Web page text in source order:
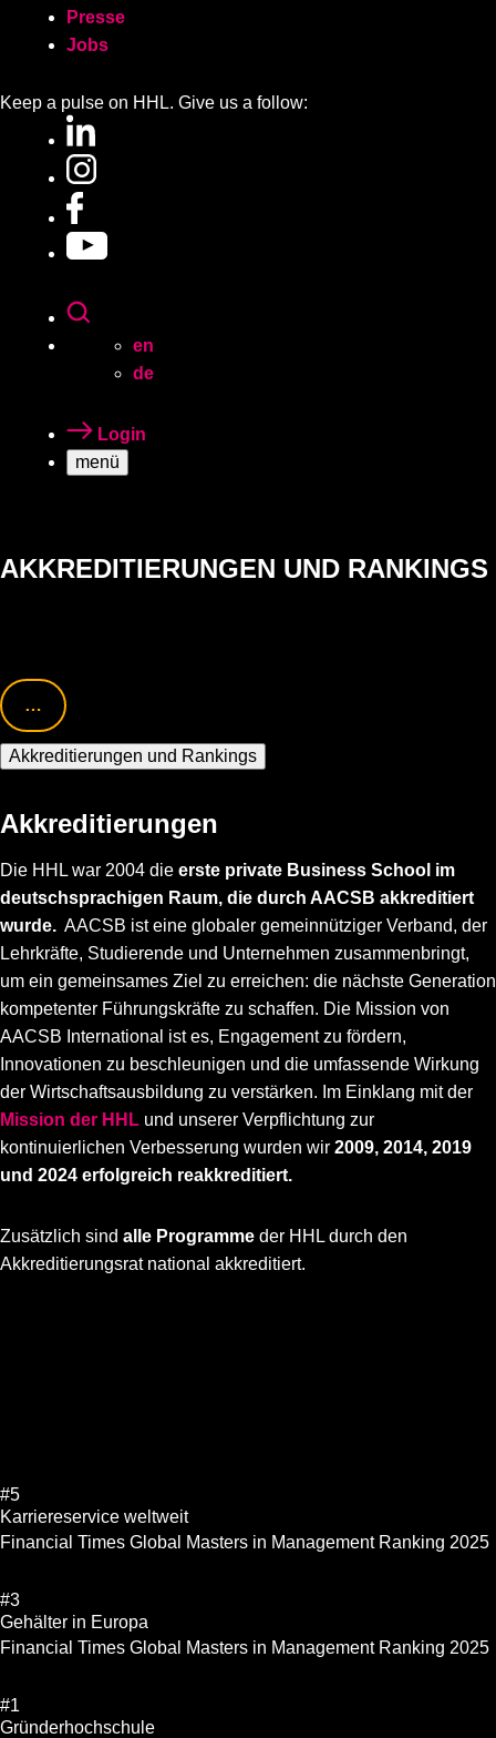
Presse
Jobs
Keep a pulse on HHL. Give us a follow:
en
de
Login
menü
AKKREDITIERUNGEN UND RANKINGS
…
Akkreditierungen und Rankings
Akkreditierungen
Die HHL war 2004 die erste private Business School im
deutschsprachigen Raum, die durch AACSB akkreditiert
wurde. AACSB ist eine globaler gemeinnütziger Verband, der
Lehrkräfte, Studierende und Unternehmen zusammenbringt,
um ein gemeinsames Ziel zu erreichen: die nächste Generation
kompetenter Führungskräfte zu schaffen. Die Mission von
AACSB International ist es, Engagement zu fördern,
Innovationen zu beschleunigen und die umfassende Wirkung
der Wirtschaftsausbildung zu verstärken. Im Einklang mit der
Mission der HHL und unserer Verpflichtung zur
kontinuierlichen Verbesserung wurden wir 2009, 2014, 2019
und 2024 erfolgreich reakkreditiert.
Zusätzlich sind alle Programme der HHL durch den
Akkreditierungsrat national akkreditiert.
#5
Karriereservice weltweit
Financial Times Global Masters in Management Ranking 2025
#3
Gehälter in Europa
Financial Times Global Masters in Management Ranking 2025
#1
Gründerhochschule